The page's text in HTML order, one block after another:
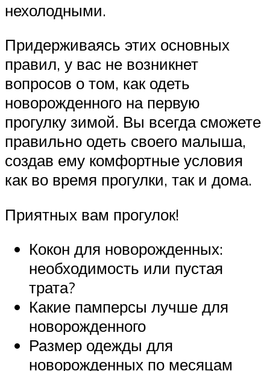
нехолодными.
Придерживаясь этих основных
правил, у вас не возникнет
вопросов о том, как одеть
новорожденного на первую
прогулку зимой. Вы всегда сможете
правильно одеть своего малыша,
создав ему комфортные условия
как во время прогулки, так и дома.
Приятных вам прогулок!
Кокон для новорожденных:
необходимость или пустая
трата?
Какие памперсы лучше для
новорожденного
Размер одежды для
новорожденных по месяцам